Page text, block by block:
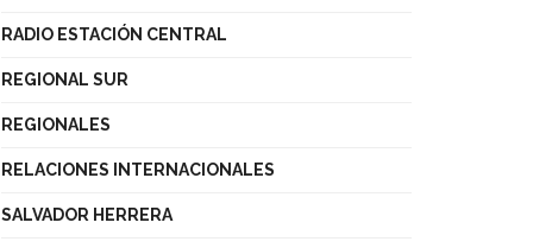
RADIO ESTACIÓN CENTRAL
REGIONAL SUR
REGIONALES
RELACIONES INTERNACIONALES
SALVADOR HERRERA